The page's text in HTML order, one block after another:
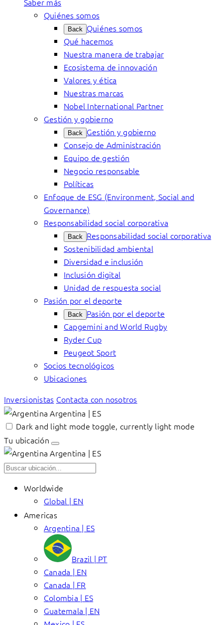
Quiénes somos
Back Quiénes somos
Qué hacemos
Nuestra manera de trabajar
Ecosistema de innovación
Valores y ética
Nuestras marcas
Nobel International Partner
Gestión y gobierno
Back Gestión y gobierno
Consejo de Administración
Equipo de gestión
Negocio responsable
Políticas
Enfoque de ESG (Environment, Social and
Governance)
Responsabilidad social corporativa
Back Responsabilidad social corporativa
Sostenibilidad ambiental
Diversidad e inclusión
Inclusión digital
Unidad de respuesta social
Pasión por el deporte
Back Pasión por el deporte
Capgemini and World Rugby
Ryder Cup
Peugeot Sport
Socios tecnológicos
Ubicaciones
Inversionistas Contacta con nosotros
Argentina | ES
Dark and light mode toggle, currently light mode
Tu ubicación
Argentina | ES
Worldwide
Global | EN
Americas
Argentina | ES
Brazil | PT
Canada | EN
Canada | FR
Colombia | ES
Guatemala | EN